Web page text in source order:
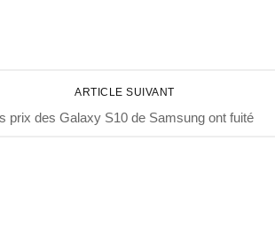
ARTICLE SUIVANT
prix des Galaxy S10 de Samsung ont fuité